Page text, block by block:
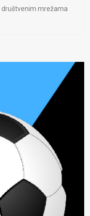
društvenim mrežama